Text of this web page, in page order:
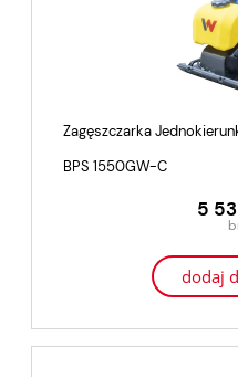
Zagęszczarka
BPS 1550GW-C
5
dodaj